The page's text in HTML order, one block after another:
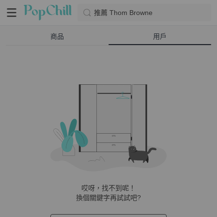
推薦 Thom Browne
商品 用戶
哎呀，找不到呢！
換個關鍵字再試試吧?